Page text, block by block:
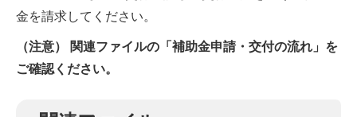
金を請求してください。
（注意） 関連ファイルの「補助金申請・交付の流れ」を
ご確認ください。